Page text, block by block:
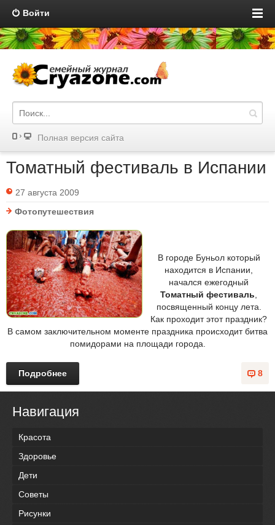
Войти
Полная версия сайта
Томатный фестиваль в Испании
27 августа 2009
Фотопутешествия
В городе Буньол который
находится в Испании,
начался ежегодный
Томатный фестиваль
посвященный концу лета.
Как проходит этот праздник?
В самом заключительном моменте праздника происходит битва
помидорами на площади города.
8
Подробнее
Навигация
Красота
Здоровье
Дети
Советы
Рисунки